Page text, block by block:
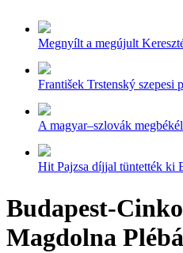
Megnyílt a megújult
František Trstenský szepesi
A magyar–szlovák
Hit Pajzsa díjjal tüntették ki
Budapest-
Magdolna